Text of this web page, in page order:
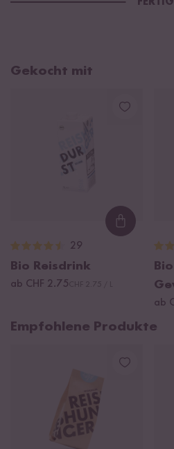
Gekocht mit
29
Bio Reisdrink
ab CHF 2.75
ab
Empfohlene Produkte